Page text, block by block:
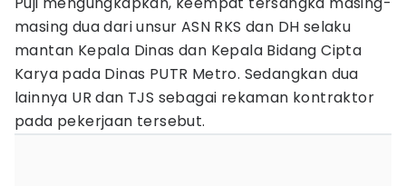
masing dua dari unsur ASN RKS dan DH selaku
mantan Kepala Dinas dan Kepala Bidang Cipta
Karya pada Dinas PUTR Metro. Sedangkan dua
lainnya UR dan TJS sebagai rekaman kontraktor
pada pekerjaan tersebut.